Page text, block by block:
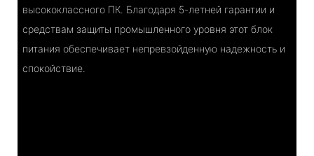
высококлассного ПК. Благодаря 5-летней гарантии и
средствам защиты промышленного уровня этот блок
питания обеспечивает непревзойденную надежность и
спокойствие.